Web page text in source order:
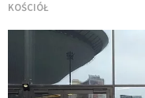
KOŚCIÓŁ